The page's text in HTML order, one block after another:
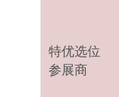
特优选位
参展商